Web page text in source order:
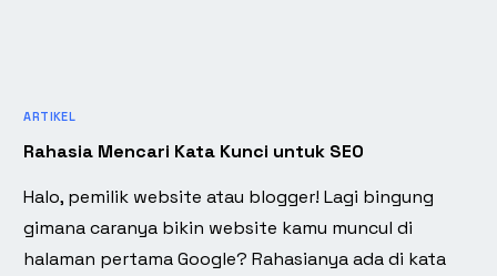
ARTIKEL
Rahasia Mencari Kata Kunci untuk SEO
Halo, pemilik website atau blogger! Lagi bingung
gimana caranya bikin website kamu muncul di
halaman pertama Google? Rahasianya ada di kata